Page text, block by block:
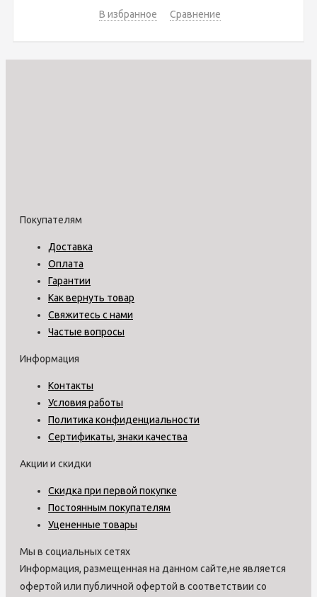
В избранное
Сравнение
Покупателям
Доставка
Оплата
Гарантии
Как вернуть товар
Свяжитесь с нами
Частые вопросы
Информация
Контакты
Условия работы
Политика конфиденциальности
Сертификаты, знаки качества
Акции и скидки
Скидка при первой покупке
Постоянным покупателям
Уцененные товары
Мы в социальных сетях
Информация, размещенная на данном сайте,не является
офертой или публичной офертой в соответствии со